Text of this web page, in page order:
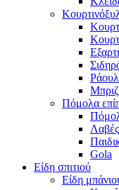
Μπριζ
Πόμολα
Gola
Είδη σπιτιού
Είδη